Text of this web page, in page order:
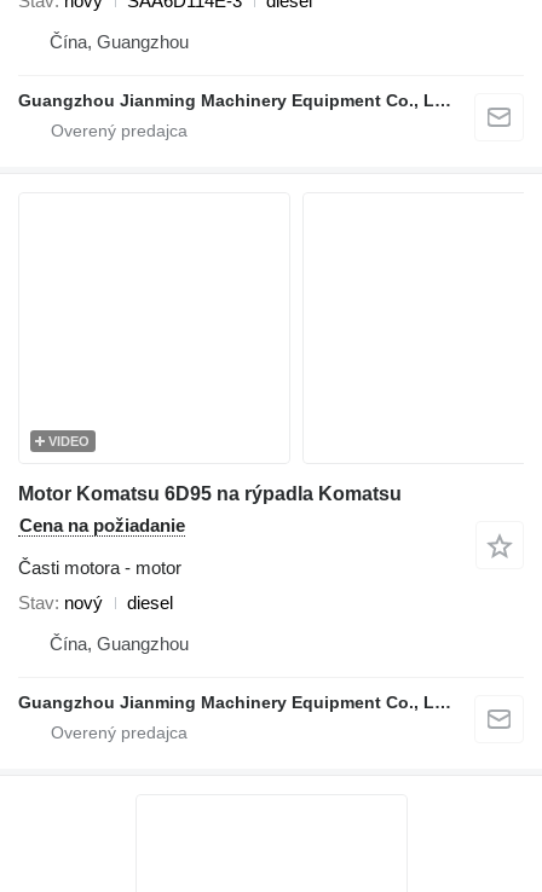
Čína, Guangzhou
Guangzhou Jianming Machinery Equipment Co., Ltd.
VIDEO
Motor Komatsu 6D95 na rýpadla Komatsu
Cena na požiadanie
Časti motora - motor
Stav nový
diesel
Čína, Guangzhou
Guangzhou Jianming Machinery Equipment Co., Ltd.